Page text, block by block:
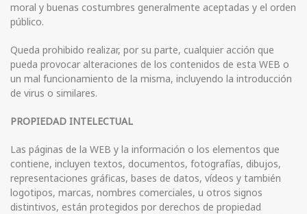
moral y buenas costumbres generalmente aceptadas y el orden
público.
Queda prohibido realizar, por su parte, cualquier acción que
pueda provocar alteraciones de los contenidos de esta WEB o
un mal funcionamiento de la misma, incluyendo la introducción
de virus o similares.
PROPIEDAD INTELECTUAL
Las páginas de la WEB y la información o los elementos que
contiene, incluyen textos, documentos, fotografías, dibujos,
representaciones gráficas, bases de datos, vídeos y también
logotipos, marcas, nombres comerciales, u otros signos
distintivos, están protegidos por derechos de propiedad